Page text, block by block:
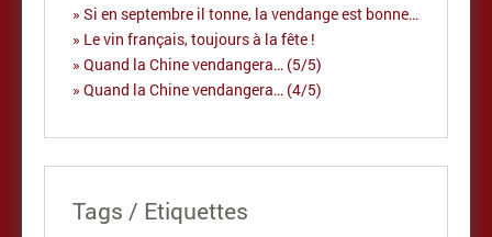
Si en septembre il tonne, la vendange est bonne…
Le vin français, toujours à la fête !
Quand la Chine vendangera… (5/5)
Quand la Chine vendangera… (4/5)
Tags / Etiquettes